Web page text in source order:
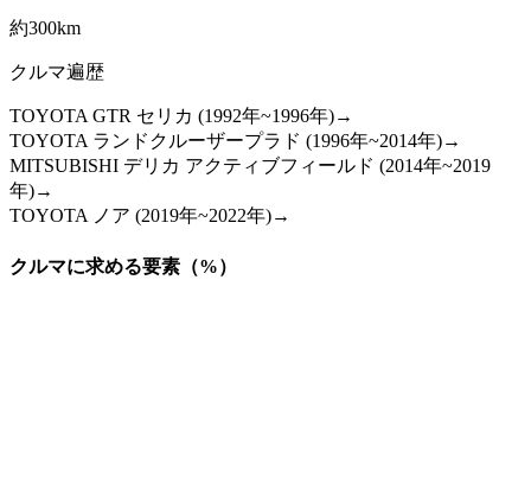
約300km
クルマ遍歴
TOYOTA GTR セリカ (1992年~1996年)→
TOYOTA ランドクルーザープラド (1996年~2014年)→
MITSUBISHI デリカ アクティブフィールド (2014年~2019
年)→
TOYOTA ノア (2019年~2022年)→
クルマに求める要素（%）